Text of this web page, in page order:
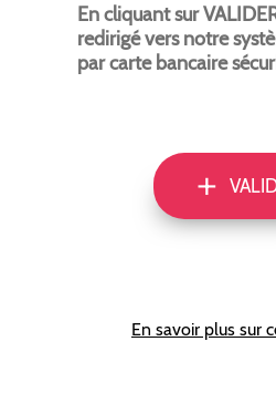
En cliquant sur
redirigé vers notre
par carte bancaire
+
En savoir plus sur